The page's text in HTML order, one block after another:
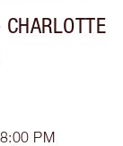
PM